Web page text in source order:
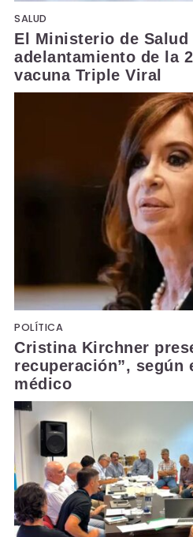
SALUD
El Ministerio de Salud
adelantamiento de la
vacuna Triple Viral
POLÍTICA
Cristina Kirchner
recuperación”, según
médico